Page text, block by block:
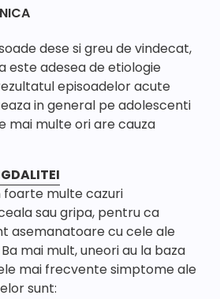
dese si greu de vindecat,
este adesea de etiologie
episoadelor acute
in general pe adolescenti
mai multe ori are cauza
foarte multe cazuri
sau gripa, pentru ca
asemanatoare cu cele ale
mai mult, uneori au la baza
mai frecvente simptome ale
sunt: